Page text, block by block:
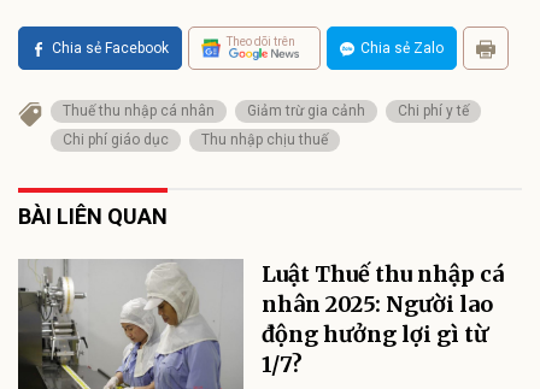
Chia sẻ Facebook Theo dõi trên Chia sẻ Zalo
Thuế thu nhập cá nhân Giảm trừ gia cảnh
Chi phí y tế
Chi phí giáo dục
Thu nhập chịu thuế
BÀI LIÊN QUAN
Luật Thuế thu nhập cá
nhân 2025: Người lao
động hưởng lợi gì từ
1/7?